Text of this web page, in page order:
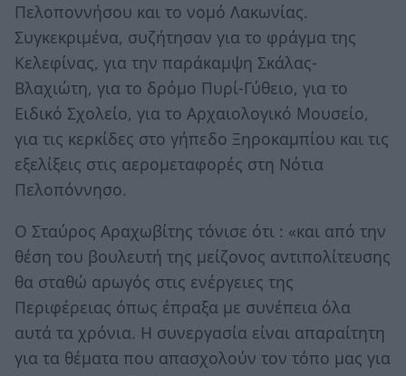
Πελοποννήσου και το νομό Λακωνίας.
Συγκεκριμένα, συζήτησαν για το φράγμα της
Κελεφίνας, για την παράκαμψη Σκάλας-
Βλαχιώτη, για το δρόμο Πυρί-Γύθειο, για το
Ειδικό Σχολείο, για το Αρχαιολογικό Μουσείο,
για τις κερκίδες στο γήπεδο Ξηροκαμπίου και τις
εξελίξεις στις αερομεταφορές στη Νότια
Πελοπόννησο.
Ο Σταύρος Αραχωβίτης τόνισε ότι : «και από την
θέση του βουλευτή της μείζονος αντιπολίτευσης
θα σταθώ αρωγός στις ενέργειες της
Περιφέρειας όπως έπραξα με συνέπεια όλα
αυτά τα χρόνια. Η συνεργασία είναι απαραίτητη
για τα θέματα που απασχολούν τον τόπο μας για